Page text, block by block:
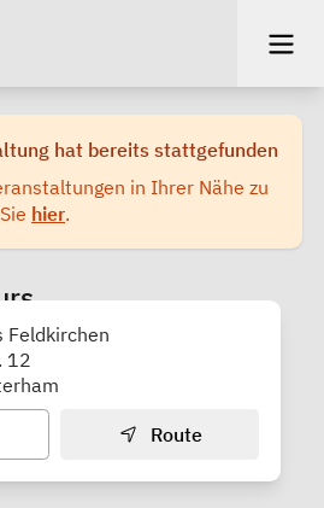
hat bereits stattgefunden
in Ihrer Nähe zu
hier.
Feldkirchen
12
Route